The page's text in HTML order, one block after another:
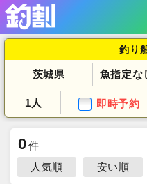
釣り
茨城県 魚指定な
1人 即時予約
0件
人気順
安い順